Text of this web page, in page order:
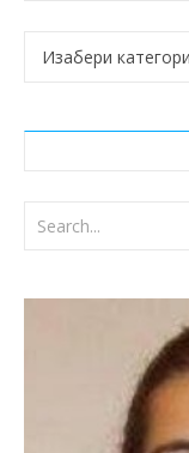
Категорије